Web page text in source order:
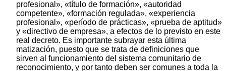
profesional», «título de formación», «autoridad
competente», «formación regulada», «experiencia
profesional», «período de prácticas», «prueba de aptitud»
y «directivo de empresa», a efectos de lo previsto en este
real decreto. Es importante subrayar esta última
matización, puesto que se trata de definiciones que
sirven al funcionamiento del sistema comunitario de
reconocimiento, y por tanto deben ser comunes a toda la